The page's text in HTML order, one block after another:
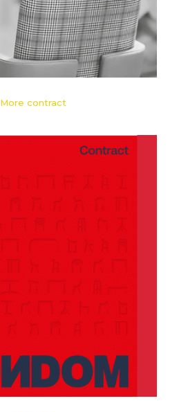
More contract